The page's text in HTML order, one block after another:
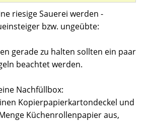
riesige Sauerei werden -
bzw. ungeübte:
gerade zu halten sollten ein paar
beachtet werden.
Nachfüllbox:
Kopierpapierkartondeckel und
Küchenrollenpapier aus,